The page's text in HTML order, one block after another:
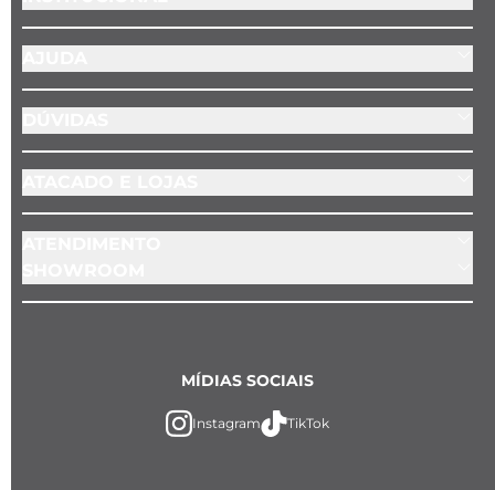
MÍDIAS SOCIAIS
Instagram TikTok